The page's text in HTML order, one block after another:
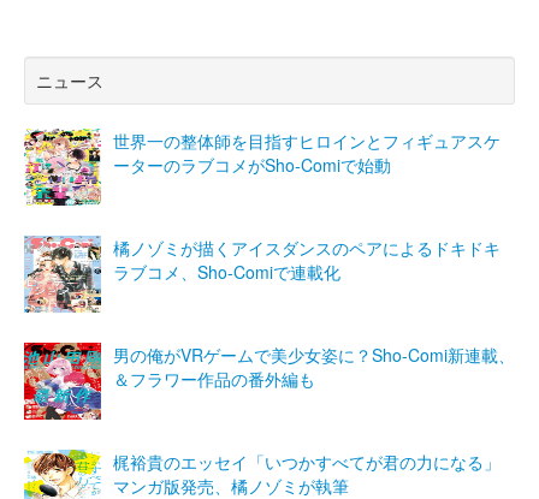
ニュース
世界一の整体師を目指すヒロインとフィギュアスケ
ーターのラブコメがSho-Comiで始動
橘ノゾミが描くアイスダンスのペアによるドキドキ
ラブコメ、Sho-Comiで連載化
男の俺がVRゲームで美少女姿に？Sho-Comi新連載、
＆フラワー作品の番外編も
梶裕貴のエッセイ「いつかすべてが君の力になる」
マンガ版発売、橘ノゾミが執筆